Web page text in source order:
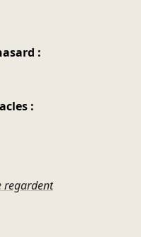
:
:
regardent